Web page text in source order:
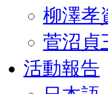
柳澤孝
菅沼貞
活動報告